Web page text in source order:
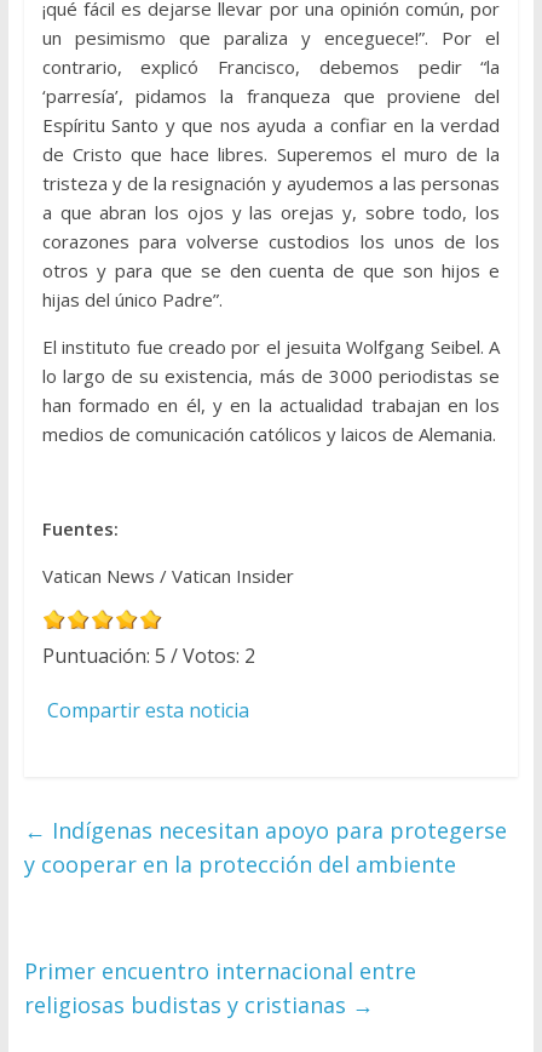
¡qué fácil es dejarse llevar por una opinión común, por
un pesimismo que paraliza y enceguece!”. Por el
contrario, explicó Francisco, debemos pedir “la
‘parresía’, pidamos la franqueza que proviene del
Espíritu Santo y que nos ayuda a confiar en la verdad
de Cristo que hace libres. Superemos el muro de la
tristeza y de la resignación y ayudemos a las personas
a que abran los ojos y las orejas y, sobre todo, los
corazones para volverse custodios los unos de los
otros y para que se den cuenta de que son hijos e
hijas del único Padre”.
El instituto fue creado por el jesuita Wolfgang Seibel. A
lo largo de su existencia, más de 3000 periodistas se
han formado en él, y en la actualidad trabajan en los
medios de comunicación católicos y laicos de Alemania.
Fuentes:
Vatican News / Vatican Insider
Puntuación: 5 / Votos: 2
Compartir esta noticia
← Indígenas necesitan apoyo para protegerse
y cooperar en la protección del ambiente
Primer encuentro internacional entre
religiosas budistas y cristianas →